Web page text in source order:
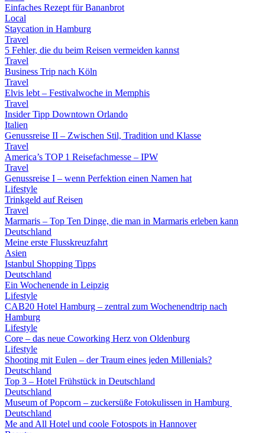
Einfaches Rezept für Bananbrot
Local
Staycation in Hamburg
Travel
5 Fehler, die du beim Reisen vermeiden kannst
Travel
Business Trip nach Köln
Travel
Elvis lebt – Festivalwoche in Memphis
Travel
Insider Tipp Downtown Orlando
Italien
Genussreise II – Zwischen Stil, Tradition und Klasse
Travel
America’s TOP 1 Reisefachmesse – IPW
Travel
Genussreise I – wenn Perfektion einen Namen hat
Lifestyle
Trinkgeld auf Reisen
Travel
Marmaris – Top Ten Dinge, die man in Marmaris erleben kann
Deutschland
Meine erste Flusskreuzfahrt
Asien
Istanbul Shopping Tipps
Deutschland
Ein Wochenende in Leipzig
Lifestyle
CAB20 Hotel Hamburg – zentral zum Wochenendtrip nach
Hamburg
Lifestyle
Core – das neue Coworking Herz von Oldenburg
Lifestyle
Shooting mit Eulen – der Traum eines jeden Millenials?
Deutschland
Top 3 – Hotel Frühstück in Deutschland
Deutschland
Museum of Popcorn – zuckersüße Fotokulissen in Hamburg
Deutschland
Me and All Hotel und coole Fotospots in Hannover